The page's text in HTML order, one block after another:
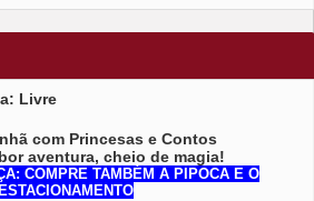
Livre
com Princesas e Contos
aventura, cheio de magia!
COMPRE TAMBÉM A PIPOCA E O
ESTACIONAMENTO